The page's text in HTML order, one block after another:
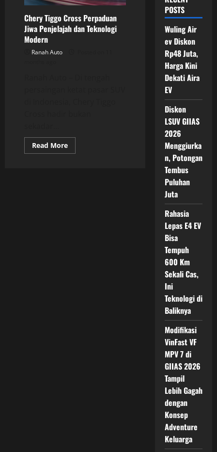
Chery Tiggo Cross Perpaduan
Jiwa Penjelajah dan Teknologi
Modern
Ranah Auto
Read MoreRead
more
POSTS
Wuling Air
ev Diskon
Rp48 Juta,
Harga Kini
Dekati Aira
EV
Diskon
LSUV GIIAS
2026
Menggiurka
n, Potongan
Tembus
Puluhan
Juta
Rahasia
Lepas E4 EV
Bisa
Tempuh
600 Km
Sekali Cas,
Ini
Teknologi di
Baliknya
Modifikasi
VinFast VF
MPV 7 di
GIIAS 2026
Tampil
Lebih Gagah
dengan
Konsep
Adventure
Keluarga